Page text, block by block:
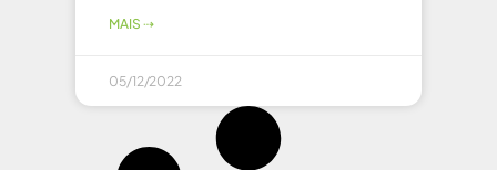
MAIS ⇢
05/12/2022